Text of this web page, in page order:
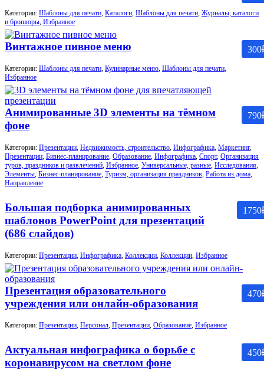
Категории: Шаблоны для печати, Каталоги, Шаблоны для печати, Журналы, каталоги
и брошюры, Избранное
300
Винтажное пивное меню
Категории: Шаблоны для печати, Кулинарные меню, Шаблоны для печати,
Избранное
790
Анимированные 3D элементы на тёмном
фоне
Категории: Презентации, Недвижимость, строительство, Инфографика, Маркетинг,
Презентации, Бизнес-планирование, Образование, Инфографика, Спорт, Организация
туров, праздников и развлечений, Избранное, Универсальные, разные, Исследования,
Элементы, Бизнес-планирование, Туризм, организация праздников, Работа из дома,
Направление
1750
Большая подборка анимированных
шаблонов PowerPoint для презентаций
(686 слайдов)
Категории: Презентации Инфографика Коллекции Коллекции Избранное
470
Презентация образовательного
учреждения или онлайн-образования
Категории: Презентации, Персонал, Презентации, Образование, Избранное
450
Актуальная инфографика о борьбе с
коронавирусом на светлом фоне